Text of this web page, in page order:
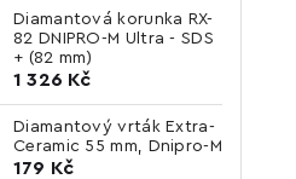
Diamantová korunka RX-
82 DNIPRO-M Ultra - SDS
+ (82 mm)
1 326 Kč
Diamantový vrták Extra-
Ceramic 55 mm, Dnipro-M
179 Kč